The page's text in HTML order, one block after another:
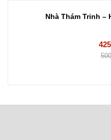
Nhà Thám Trinh –